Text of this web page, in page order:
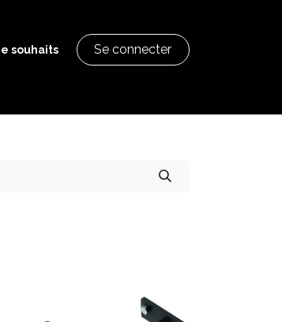
souhaits Se connecter